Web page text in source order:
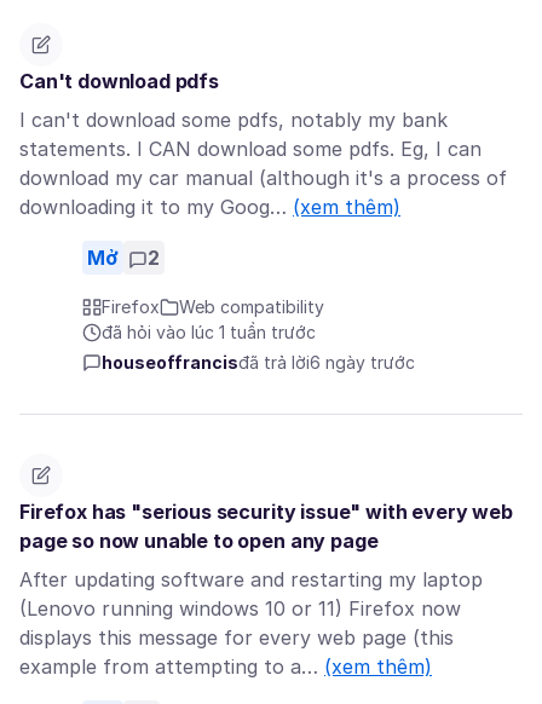
Can't download pdfs
I can't download some pdfs, notably my bank
statements. I CAN download some pdfs. Eg, I can
download my car manual (although it's a process of
downloading it to my Goog… (xem thêm)
Mở 2
Firefox
Web compatibility
đã hỏi vào lúc 1 tuần trước
houseoffrancisđã trả lời6 ngày trước
Firefox has "serious security issue" with every web
page so now unable to open any page
After updating software and restarting my laptop
(Lenovo running windows 10 or 11) Firefox now
displays this message for every web page (this
example from attempting to a… (xem thêm)